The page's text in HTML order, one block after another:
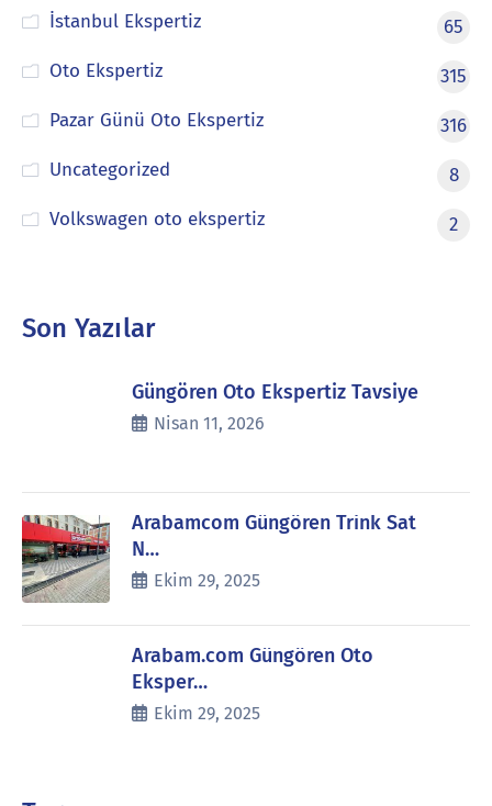
İstanbul Ekspertiz
65
Oto Ekspertiz
315
Pazar Günü Oto Ekspertiz
316
Uncategorized
8
Volkswagen oto ekspertiz
2
Son Yazılar
Güngören Oto Ekspertiz Tavsiye
Nisan 11, 2026
Arabamcom Güngören Trink Sat
N…
Ekim 29, 2025
Arabam.com Güngören Oto
Eksper…
Ekim 29, 2025